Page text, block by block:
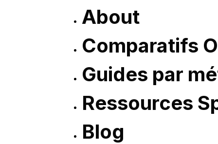
About
Comparatifs
Guides par
Ressources
Blog